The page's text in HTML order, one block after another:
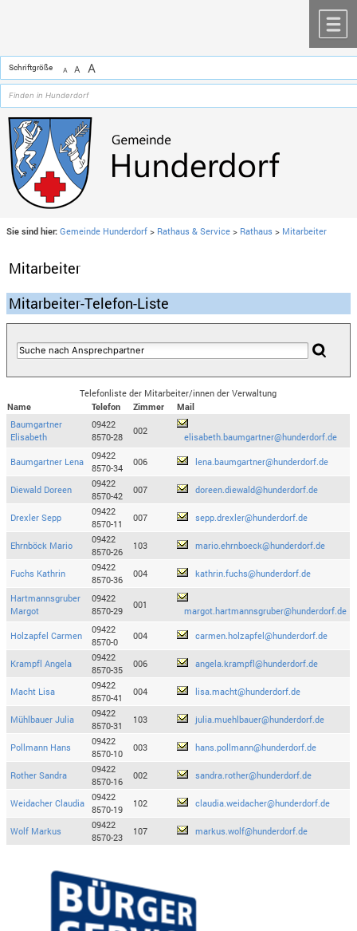
Schriftgröße A A A
Sie sind hier: Gemeinde Hunderdorf > Rathaus & Service > Rathaus > Mitarbeiter
Mitarbeiter
Mitarbeiter-Telefon-Liste
Telefonliste der Mitarbeiter/innen der Verwaltung
Name
Telefon Zimmer
Mail
Baumgartner
Elisabeth
09422
8570-28
002
elisabeth.baumgartner@hunderdorf.de
Baumgartner Lena
09422
8570-34
006 lena.baumgartner@hunderdorf.de
Diewald Doreen
09422
8570-42
007 doreen.diewald@hunderdorf.de
Drexler Sepp
09422
8570-11
007 sepp.drexler@hunderdorf.de
Ehrnböck Mario
09422
8570-26
103 mario.ehrnboeck@hunderdorf.de
Fuchs Kathrin
09422
8570-36
004 kathrin.fuchs@hunderdorf.de
Hartmannsgruber
Margot
09422
8570-29
001
margot.hartmannsgruber@hunderdorf.de
Holzapfel Carmen
09422
8570-0
004 carmen.holzapfel@hunderdorf.de
Krampfl Angela
09422
8570-35
006 angela.krampfl@hunderdorf.de
Macht Lisa
09422
8570-41
004 lisa.macht@hunderdorf.de
Mühlbauer Julia
09422
8570-31
103 julia.muehlbauer@hunderdorf.de
Pollmann Hans
09422
8570-10
003 hans.pollmann@hunderdorf.de
Rother Sandra
09422
8570-16
002 sandra.rother@hunderdorf.de
Weidacher Claudia
09422
8570-19
102 claudia.weidacher@hunderdorf.de
Wolf Markus
09422
8570-23
107 markus.wolf@hunderdorf.de